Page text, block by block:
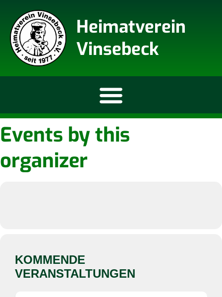
Heimatverein
Vinsebeck
Events by this
organizer
KOMMENDE
VERANSTALTUNGEN